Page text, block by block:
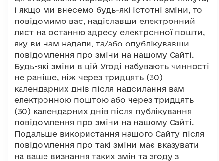
і якщо ми внесемо будь-які істотні зміни, то
повідомимо вас, надіславши електронний
лист на останню адресу електронної пошти,
яку ви нам надали, та/або опублікувавши
повідомлення про зміни на нашому Сайті.
Будь-які зміни в цій Угоді набувають чинності
не раніше, ніж через тридцять (30)
календарних днів після надсилання вам
електронною поштою або через тридцять
(30) календарних днів після публікування
повідомлення про зміни на нашому Сайті.
Подальше використання нашого Сайту після
повідомлення про такі зміни має вказувати
на ваше визнання таких змін та згоду з